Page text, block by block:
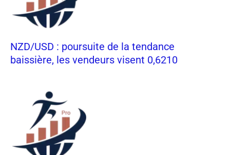
NZD/USD : poursuite de la tendance
baissière, les vendeurs visent 0,6210